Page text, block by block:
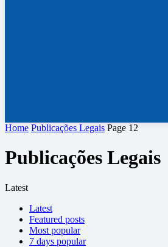
Home Publicações Legais Page 12
Publicações Legais
Latest
Latest
Featured posts
Most popular
7 days popular